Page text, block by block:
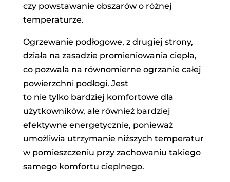
czy powstawanie obszarów o różnej
temperaturze.
Ogrzewanie podłogowe, z drugiej strony,
działa na zasadzie promieniowania ciepła,
co pozwala na równomierne ogrzanie całej
powierzchni podłogi. Jest
to nie tylko bardziej komfortowe dla
użytkowników, ale również bardziej
efektywne energetycznie, ponieważ
umożliwia utrzymanie niższych temperatur
w pomieszczeniu przy zachowaniu takiego
samego komfortu cieplnego.